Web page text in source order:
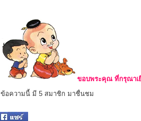
ขอบพระคุณ ที่กรุณาเ
ข้อความนี้ มี 5 สมาชิก มาชื่นชม